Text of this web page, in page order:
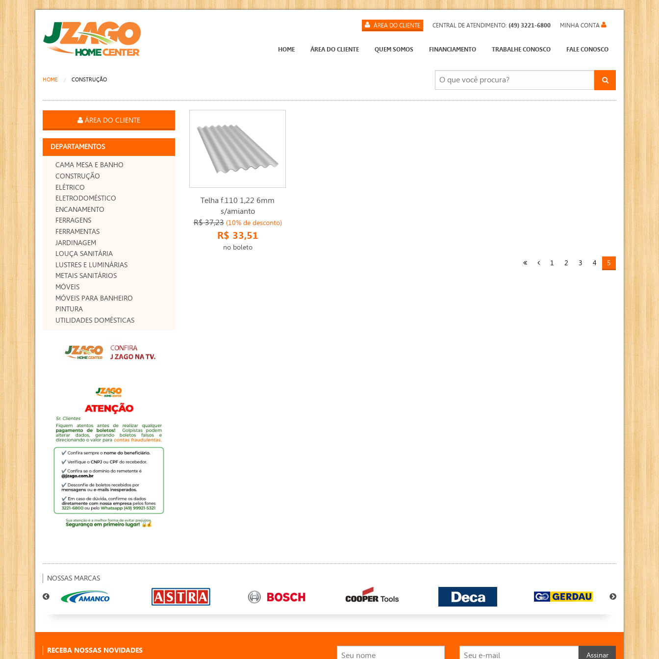
ÁREA DO CLIENTE CENTRAL DE ATENDIMENTO: (49) 3221-6800 MINHA CONTA
HOME ÁREA DO CLIENTE QUEM SOMOS FINANCIAMENTO TRABALHE CONOSCO FALE CONOSCO
HOME CONSTRUÇÃO
ÁREA DO CLIENTE
DEPARTAMENTOS
CAMA MESA E BANHO
CONSTRUÇÃO
ELÉTRICO
ELETRODOMÉSTICO
ENCANAMENTO
FERRAGENS
FERRAMENTAS
JARDINAGEM
LOUÇA SANITÁRIA
LUSTRES E LUMINÁRIAS
METAIS SANITÁRIOS
MÓVEIS
MÓVEIS PARA BANHEIRO
PINTURA
UTILIDADES DOMÉSTICAS
Telha f.110 1,22 6mm
s/amianto
R$ 37,23 (10% de desconto)
R$ 33,51
no boleto
1
2 3 4 5
NOSSAS MARCAS
RECEBA NOSSAS NOVIDADES
Assinar